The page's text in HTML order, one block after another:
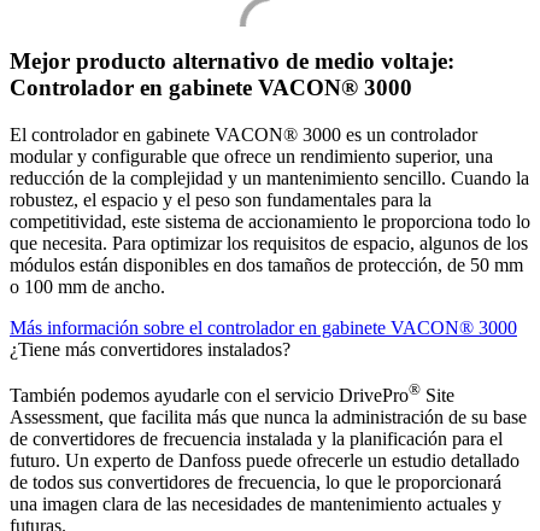
Mejor producto alternativo de medio voltaje:
Controlador en gabinete VACON® 3000
El controlador en gabinete VACON® 3000 es un controlador
modular y configurable que ofrece un rendimiento superior, una
reducción de la complejidad y un mantenimiento sencillo. Cuando la
robustez, el espacio y el peso son fundamentales para la
competitividad, este sistema de accionamiento le proporciona todo lo
que necesita. Para optimizar los requisitos de espacio, algunos de los
módulos están disponibles en dos tamaños de protección, de 50 mm
o 100 mm de ancho.
Más información sobre el controlador en gabinete VACON® 3000
¿Tiene más convertidores instalados?
También podemos ayudarle con el servicio DrivePro® Site
Assessment, que facilita más que nunca la administración de su base
de convertidores de frecuencia instalada y la planificación para el
futuro. Un experto de Danfoss puede ofrecerle un estudio detallado
de todos sus convertidores de frecuencia, lo que le proporcionará
una imagen clara de las necesidades de mantenimiento actuales y
futuras.